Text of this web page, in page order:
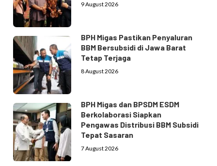
9 August 2026
BPH Migas Pastikan Penyaluran
BBM Bersubsidi di Jawa Barat
Tetap Terjaga
8 August 2026
BPH Migas dan BPSDM ESDM
Berkolaborasi Siapkan
Pengawas Distribusi BBM Subsidi
Tepat Sasaran
7 August 2026